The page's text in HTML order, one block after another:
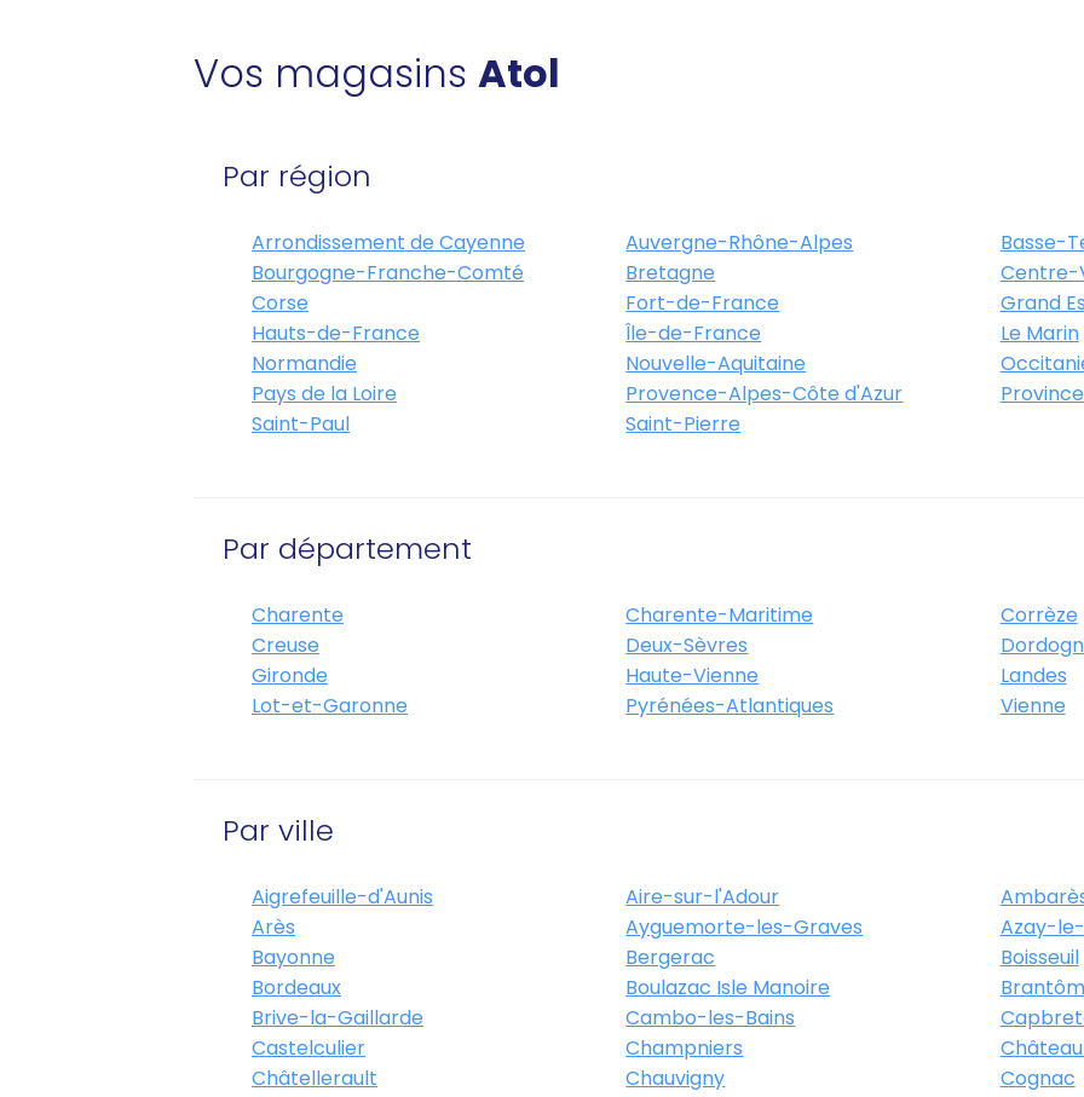
Vos magasins Atol
Par région
Arrondissement de Cayenne Auvergne-Rhône-Alpes
Basse-
Bourgogne-Franche-Comté
Bretagne
Centre-
Corse
Fort-de-France
Grand
Hauts-de-France
Île-de-France
Le Marin
Normandie
Nouvelle-Aquitaine
Pays de la Loire
Provence-Alpes-Côte d'Azur
Saint-Paul
Saint-Pierre
Par département
Charente Charente-Maritime
Corrèze
Creuse
Deux-Sèvres
Gironde
Haute-Vienne
Landes
Lot-et-Garonne
Pyrénées-Atlantiques Vienne
Par ville
Aigrefeuille-d'Aunis Aire-sur-l'Adour
Arès
Ayguemorte-les-Graves
Azay-
Bayonne
Bergerac
Boisseuil
Bordeaux
Boulazac Isle Manoire
Brive-la-Gaillarde
Cambo-les-Bains
Castelculier
Champniers
Châtellerault
Chauvigny
Cognac